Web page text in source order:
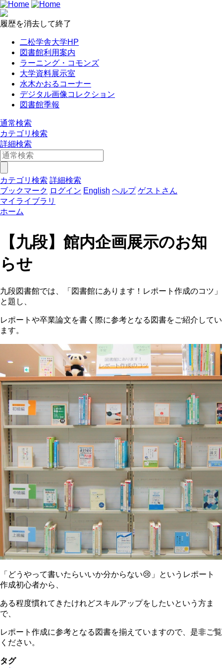
履歴を消去して終了
二松学舎大学HP
図書館利用案内
ラーニング・コモンズ
大学資料展示室
水木かおるコーナー
デジタル画像コレクション
図書館季報
通常検索
カテゴリ検索
詳細検索
カテゴリ検索 詳細検索
ブックマーク ログイン English ヘルプ ゲストさん
マイライブラリ
ホーム
【九段】館内企画展示のお知
らせ
九段図書館では、「図書館にあります！レポート作成のコツ」
と題し、
レポートや卒業論文を書く際に参考となる図書をご紹介してい
ます。
「どうやって書いたらいいか分からない😢」というレポート
作成初心者から、
ある程度慣れてきたけれどスキルアップをしたいという方ま
で、
レポート作成に参考となる図書を揃えていますので、是非ご覧
ください。
タグ